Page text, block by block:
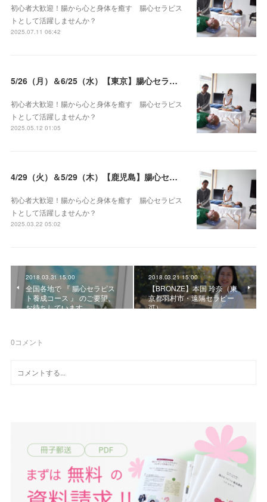
初心者大歓迎！腸から心と身体を癒す 腸心セラピス
トとして活躍しませんか？
2025.07.11 06:42
5/26（月）＆6/25（水）【東京】腸心セラピスト養成コース《２日間コース》開講決定
初心者大歓迎！腸から心と身体を癒す 腸心セラピス
トとして活躍しませんか？
2025.05.12 01:05
4/29（火）＆5/29（木）【鹿児島】腸心セラピスト養成コース《２日間コース》開講決定
初心者大歓迎！腸から心と身体を癒す 腸心セラピス
トとして活躍しませんか？
2025.03.22 05:02
2018.03.31 15:00
全国各地で 『 腸心セラピス
ト養成コース 』 のご要望、
お待ちしています
2018.03.21 15:00
【BRONZE】本国 玲奈（東
京都羽村市・遠隔セラピー
可）
0コメント